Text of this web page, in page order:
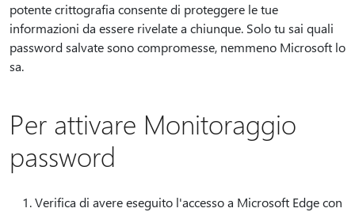
potente crittografia consente di proteggere le tue
informazioni da essere rivelate a chiunque. Solo tu sai quali
password salvate sono compromesse, nemmeno Microsoft lo
sa.
Per attivare Monitoraggio
password
Verifica di avere eseguito l'accesso a Microsoft Edge con